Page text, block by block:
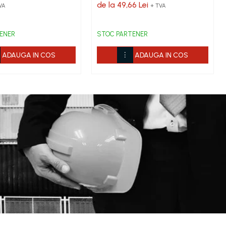
unei lavete moi, neabrazive. Depozitare între +5 °C și +40
Nu este adecvat pentru protecție împotriva radiațiilor infraroșii
sau a serviciilor disponibile (imagini, text, etc) fiind cu titlu
acest lucru fiind influentat de factori externi precum politica de
ADAUGA IN COS
de la 49,66 Lei + TVA
STOC PARTENER
ADAUGA IN COS